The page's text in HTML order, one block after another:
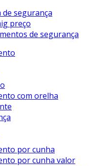
segurança
preço
de segurança
com orelha
por cunha
por cunha valor